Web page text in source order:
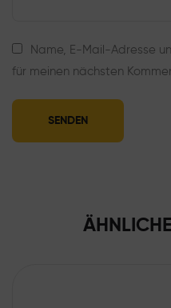
Name, E-Mail-Adresse
für meinen nächsten